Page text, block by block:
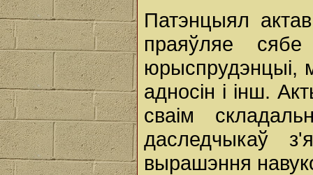
Патэнцыял
праяўляе
юрыспрудэнцыі,
адносін і інш.
сваім
даследчыкаў
вырашэння